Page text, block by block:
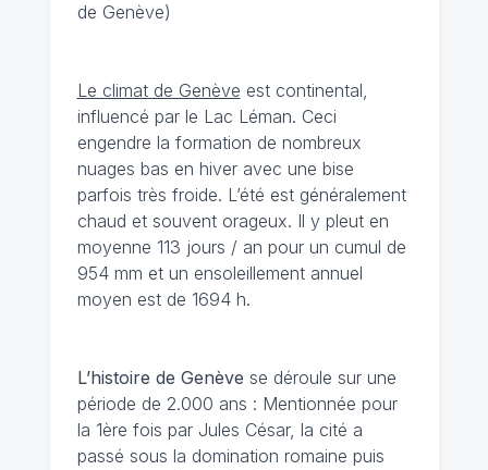
de Genève)
Le climat de Genève est continental,
influencé par le Lac Léman. Ceci
engendre la formation de nombreux
nuages bas en hiver avec une bise
parfois très froide. L’été est généralement
chaud et souvent orageux. Il y pleut en
moyenne 113 jours / an pour un cumul de
954 mm et un ensoleillement annuel
moyen est de 1694 h.
L’histoire de Genève se déroule sur une
période de 2.000 ans : Mentionnée pour
la 1ère fois par Jules César, la cité a
passé sous la domination romaine puis